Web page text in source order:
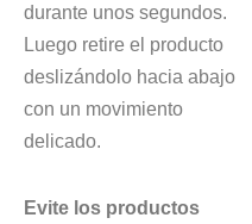
durante unos segundos.
Luego retire el producto
deslizándolo hacia abajo
con un movimiento
delicado.
Evite los productos